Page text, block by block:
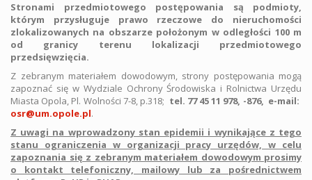
Stronami przedmiotowego postępowania są podmioty,
którym przysługuje prawo rzeczowe do nieruchomości
zlokalizowanych na obszarze położonym w odległości 100 m
od granicy terenu lokalizacji przedmiotowego
przedsięwzięcia.
Z zebranym materiałem dowodowym, strony postępowania mogą
zapoznać się w Wydziale Ochrony Środowiska i Rolnictwa Urzędu
Miasta Opola, Pl. Wolności 7-8, p.318; tel. 77 45 11 978, -876, e-mail:
osr@um.opole.pl.
Z uwagi na wprowadzony stan epidemii i wynikające z tego
stanu ograniczenia w organizacji pracy urzędów, w celu
zapoznania się z zebranym materiałem dowodowym prosimy
o kontakt telefoniczny, mailowy lub za pośrednictwem